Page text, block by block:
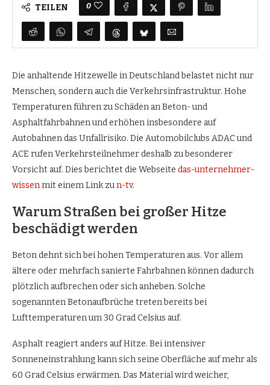
TEILEN 0
Die anhaltende Hitzewelle in Deutschland belastet nicht nur
Menschen, sondern auch die Verkehrsinfrastruktur. Hohe
Temperaturen führen zu Schäden an Beton- und
Asphaltfahrbahnen und erhöhen insbesondere auf
Autobahnen das Unfallrisiko. Die Automobilclubs ADAC und
ACE rufen Verkehrsteilnehmer deshalb zu besonderer
Vorsicht auf. Dies berichtet die Webseite das-unternehmer-
wissenmit einem Link zun-tv.
Warum Straßen bei großer Hitze
beschädigt werden
Beton dehnt sich bei hohen Temperaturen aus. Vor allem
ältere oder mehrfach sanierte Fahrbahnen können dadurch
plötzlich aufbrechen oder sich anheben. Solche
sogenannten Betonaufbrüche treten bereits bei
Lufttemperaturen um 30 Grad Celsius auf.
Asphalt reagiert anders auf Hitze. Bei intensiver
Sonneneinstrahlung kann sich seine Oberfläche auf mehr als
60 Grad Celsius erwärmen. Das Material wird weicher,